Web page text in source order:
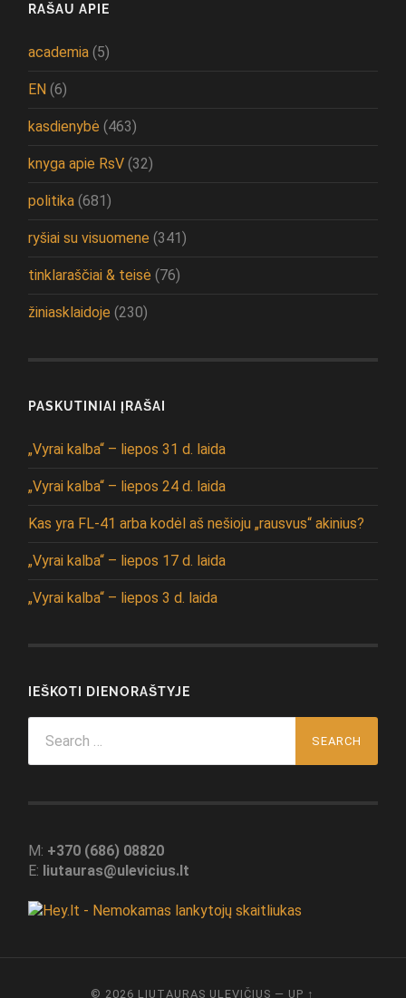
RAŠAU APIE
academia (5)
EN (6)
kasdienybė (463)
knyga apie RsV (32)
politika (681)
ryšiai su visuomene (341)
tinklaraščiai & teisė (76)
žiniasklaidoje (230)
PASKUTINIAI ĮRAŠAI
„Vyrai kalba“ – liepos 31 d. laida
„Vyrai kalba“ – liepos 24 d. laida
Kas yra FL-41 arba kodėl aš nešioju „rausvus“ akinius?
„Vyrai kalba“ – liepos 17 d. laida
„Vyrai kalba“ – liepos 3 d. laida
IEŠKOTI DIENORAŠTYJE
for:
M: +370 (686) 08820
E: liutauras@ulevicius.lt
© 2026 LIUTAURAS ULEVIČIUS — UP ↑